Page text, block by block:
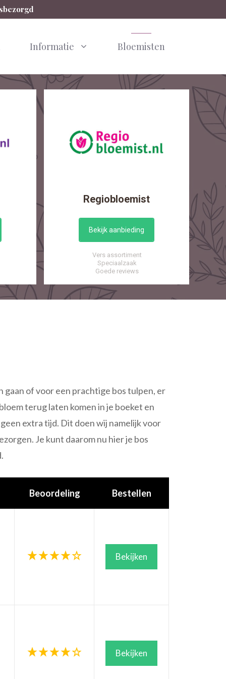
Informatie Bloemisten
Regiobloemist
Bekijk aanbieding
Vers assortiment
Speciaalzaak
Goede reviews
gaan of voor een prachtige bos tulpen, er
terug laten komen in je boeket en
extra tijd. Dit doen wij namelijk voor
Je kunt daarom nu hier je bos
Beoordeling Bestellen
Bekijken
Bekijken